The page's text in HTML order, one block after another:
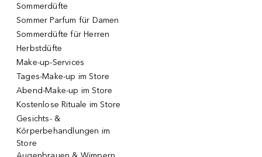
Sommerdüfte
Sommer Parfum für Damen
Sommerdüfte für Herren
Herbstdüfte
Make-up-Services
Tages-Make-up im Store
Abend-Make-up im Store
Kostenlose Rituale im Store
Gesichts- &
Körperbehandlungen im
Store